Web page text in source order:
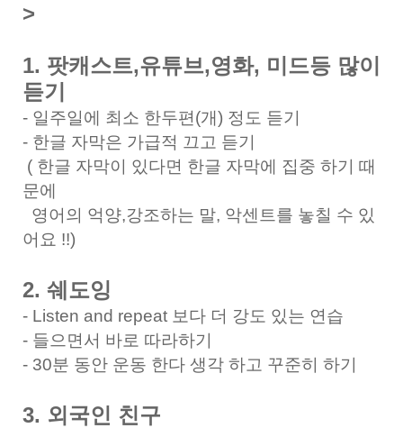
>
1. 팟캐스트,유튜브,영화, 미드등 많이
듣기
- 일주일에 최소 한두편(개) 정도 듣기
- 한글 자막은 가급적 끄고 듣기
( 한글 자막이 있다면 한글 자막에 집중 하기 때
문에
영어의 억양,강조하는 말, 악센트를 놓칠 수 있
어요 !!)
2. 쉐도잉
- Listen and repeat 보다 더 강도 있는 연습
- 들으면서 바로 따라하기
- 30분 동안 운동 한다 생각 하고 꾸준히 하기
3. 외국인 친구